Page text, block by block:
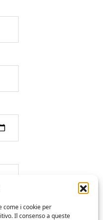
come i cookie per
Il consenso a queste